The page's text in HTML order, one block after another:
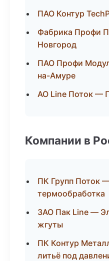
ПАО Контур
Фабрика Профи
Новгород
ПАО Профи
на-Амуре
АО Line Поток —
Компании в
ПК Групп Поток
термообработка
ЗАО Пак Line —
жгуты
ПК Контур
литьё под